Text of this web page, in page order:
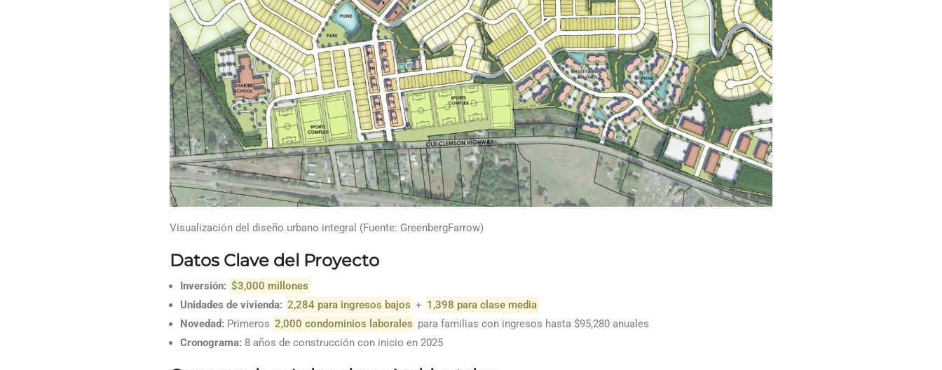
Visualización del diseño urbano integral (Fuente: GreenbergFarrow)
Datos Clave del Proyecto
Inversión: $3,000 millones
Unidades de vivienda: 2,284 para ingresos bajos + 1,398 para clase media
Novedad: Primeros 2,000 condominios laborales para familias con ingresos hasta $95,280 anuales
Cronograma: 8 años de construcción con inicio en 2025